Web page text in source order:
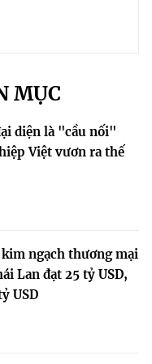
MỤC
diện là "cầu nối"
Việt vươn ra thế
kim ngạch thương mại
Lan đạt 25 tỷ USD,
USD